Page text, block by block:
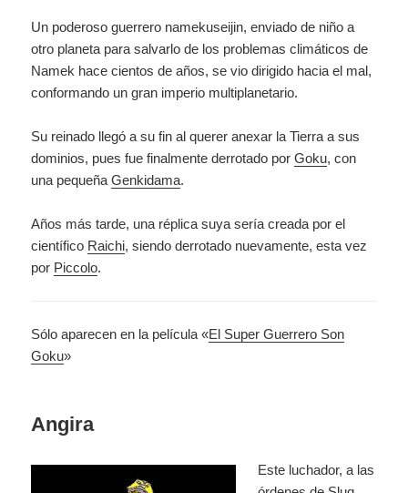
Un poderoso guerrero namekuseijin, enviado de niño a
otro planeta para salvarlo de los problemas climáticos de
Namek hace cientos de años, se vio dirigido hacia el mal,
conformando un gran imperio multiplanetario.
Su reinado llegó a su fin al querer anexar la Tierra a sus
dominios, pues fue finalmente derrotado porGoku, con
una pequeñaGenkidama.
Años más tarde, una réplica suya sería creada por el
científico Raichi, siendo derrotado nuevamente, esta vez
por Piccolo.
Sólo aparecen en la película «El Super Guerrero Son
Goku»
Angira
Este luchador, a las